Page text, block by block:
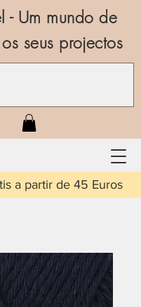
- Um mundo de
seus projectos
de 45 Euros